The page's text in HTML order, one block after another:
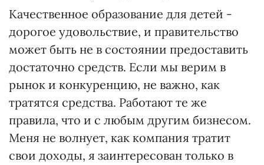
Качественное образование для детей -
дорогое удовольствие, и правительство
может быть не в состоянии предоставить
достаточно средств. Если мы верим в
рынок и конкуренцию, не важно, как
тратятся средства. Работают те же
правила, что и с любым другим бизнесом.
Меня не волнует, как компания тратит
свои доходы, я заинтересован только в